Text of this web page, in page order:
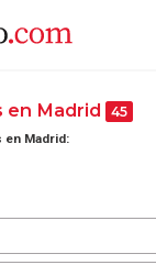
en Madrid 45
en Madrid: